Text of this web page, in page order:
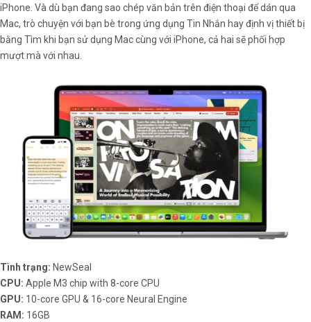
iPhone. Và dù bạn đang sao chép văn bản trên điện thoại để dán qua
Mac, trò chuyện với bạn bè trong ứng dụng Tin Nhắn hay định vị thiết bị
bằng Tìm khi bạn sử dụng Mac cùng với iPhone, cả hai sẽ phối hợp
mượt mà với nhau.
Tình trạng: NewSeal
CPU: Apple M3 chip with 8-core CPU
GPU: 10-core GPU & 16-core Neural Engine
RAM: 16GB